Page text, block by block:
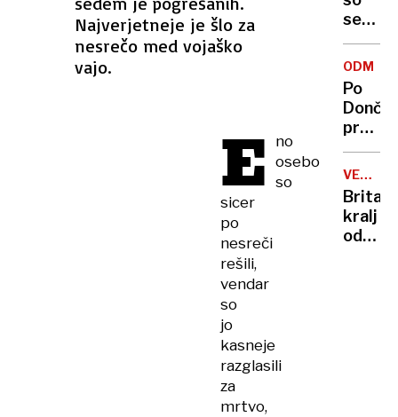
Najverjetneje je šlo za
nesrečo med vojaško
vajo.
E
no
osebo
so
sicer
po
nesreči
rešili,
vendar
so
jo
kasneje
razglasili
za
mrtvo,
se
cilji
vlade
Po
Karma
je
psica,
Nico
pa
njen
VELIKA
kralj